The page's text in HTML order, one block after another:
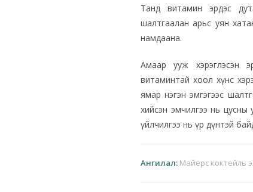
Танд витамин эрдэс
шалтгаалан арьс уян
намдаана.
Амаар ууж хэрэглэсэн
витаминтай хоол хүнс
ямар нэгэн эмгэгээс
хийсэн эмчилгээ нь
үйлчилгээ нь үр дүнтэй
Ангилал: Майерс коктейль